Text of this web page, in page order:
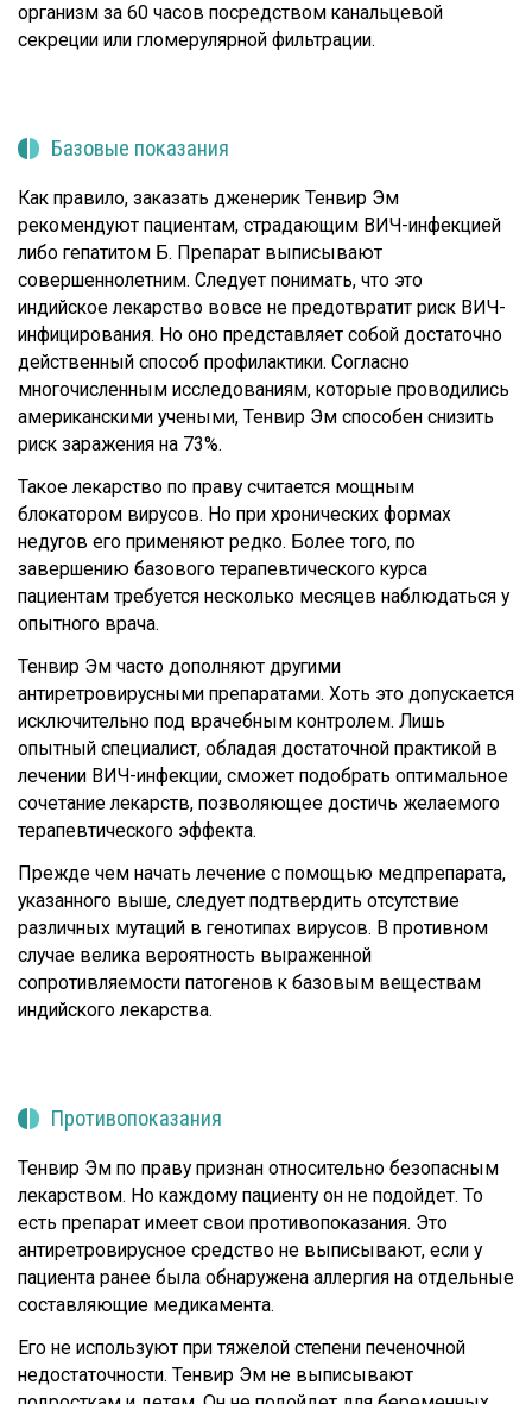
организм за 60 часов посредством канальцевой
секреции или гломерулярной фильтрации.
Базовые показания
Как правило, заказать дженерик Тенвир Эм
рекомендуют пациентам, страдающим ВИЧ-инфекцией
либо гепатитом Б. Препарат выписывают
совершеннолетним. Следует понимать, что это
индийское лекарство вовсе не предотвратит риск ВИЧ-
инфицирования. Но оно представляет собой достаточно
действенный способ профилактики. Согласно
многочисленным исследованиям, которые проводились
американскими учеными, Тенвир Эм способен снизить
риск заражения на 73%.
Такое лекарство по праву считается мощным
блокатором вирусов. Но при хронических формах
недугов его применяют редко. Более того, по
завершению базового терапевтического курса
пациентам требуется несколько месяцев наблюдаться у
опытного врача.
Тенвир Эм часто дополняют другими
антиретровирусными препаратами. Хоть это допускается
исключительно под врачебным контролем. Лишь
опытный специалист, обладая достаточной практикой в
лечении ВИЧ-инфекции, сможет подобрать оптимальное
сочетание лекарств, позволяющее достичь желаемого
терапевтического эффекта.
Прежде чем начать лечение с помощью медпрепарата,
указанного выше, следует подтвердить отсутствие
различных мутаций в генотипах вирусов. В противном
случае велика вероятность выраженной
сопротивляемости патогенов к базовым веществам
индийского лекарства.
Противопоказания
Тенвир Эм по праву признан относительно безопасным
лекарством. Но каждому пациенту он не подойдет. То
есть препарат имеет свои противопоказания. Это
антиретровирусное средство не выписывают, если у
пациента ранее была обнаружена аллергия на отдельные
составляющие медикамента.
Его не используют при тяжелой степени печеночной
недостаточности. Тенвир Эм не выписывают